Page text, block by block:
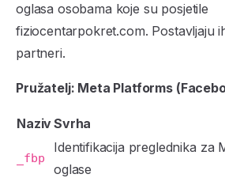
oglasa osobama koje su posjetile
fiziocentarpokret.com. Postavljaju
partneri.
Pružatelj: Meta Platforms
NazivSvrha
_fbp
Identifikacija preglednika za
oglase